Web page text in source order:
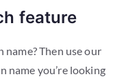
feature
Then use our
name you’re looking